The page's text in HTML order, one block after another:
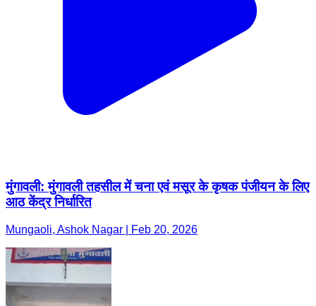
मुंगावली: मुंगावली तहसील में चना एवं मसूर के कृषक पंजीयन के लिए
आठ केंद्र निर्धारित
Mungaoli, Ashok Nagar | Feb 20, 2026